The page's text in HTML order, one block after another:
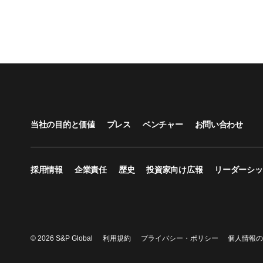
当社の目的と価値 プレス ベンチャー お問い合わせ
採用情報 企業責任 歴史 投資家向け広報 リーダーシ
© 2026 S&P Global 利用規約 プライバシー・ポリシー 個人情報